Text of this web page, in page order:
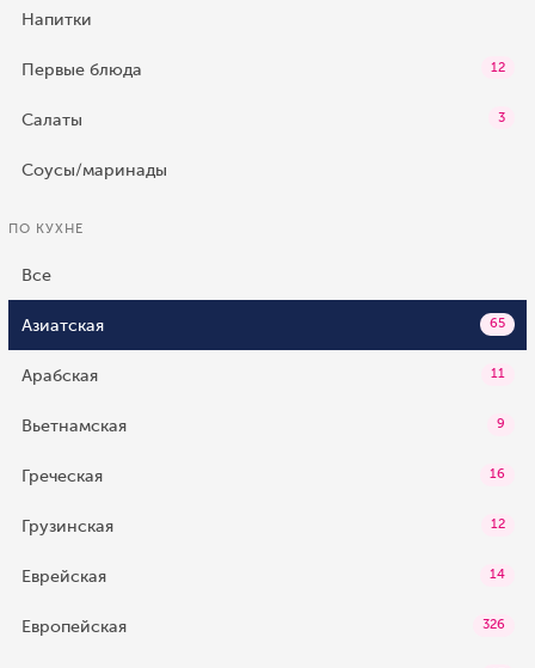
Напитки
Первые блюда 12
Салаты 3
Соусы/маринады
ПО КУХНЕ
Все
Азиатская 65
Арабская 11
Вьетнамская 9
Греческая 16
Грузинская 12
Еврейская 14
Европейская 326